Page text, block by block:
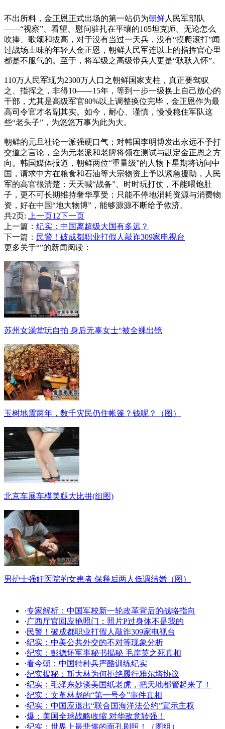
不出所料，金正恩正式出场的第一站仍为朝鲜人民军部队
——“视察”、看望、慰问驻扎在平壤的105坦克师。无论怎么
吹捧、歌颂和拔高，对于没有当过一天兵，没有“摸爬滚打”闻
过战场土味的年轻人金正恩，朝鲜人民军连以上的指挥官心里
都是不服气的。至于，将军级之高级带兵人更是“耿耿入怀”。
110万人民军现为2300万人口之朝鲜国家支柱，真正要驾驭
之、指挥之，非得10——15年，等到一步一级换上自己放心的
干部，尤其是高级军官80%以上调整换位完毕，金正恩作为最
高司令官才名副其实。如今，耐心、谨慎，慢慢稳住军队这
些“老头子”，为悠悠万事为此为大。
朝鲜的元旦社论一派强硬口气；对韩国李明博发出永远不予打
交道之言论，全为元老派和老牌将领在测试与勘定金正恩之方
向。韩国媒体报道，朝鲜两位“重量级”的人物下星期将访问中
国，请求中方在粮食和石油等大宗物资上予以紧急援助，人民
军的高官很清楚：天天喊“战备”、时时玩打仗，不能喂饱肚
子，更不可长期维持奢华享受；只能不停地消耗资源与消费物
资，好在中国“地大物博”，能够源源不断给予救济。
共2页:
上一页1 2下一页
上一篇： 纪实：中国离超级大国有多远？
下一篇： 民警！破成都职业打假人敲诈309家电视台
更多关于“”的新闻阅读：
苏州女澡堂玩自拍 身后无辜女士“被全裸出镜
玉树地震两年，数千灾民仍住帐篷？钱呢？（图）
北京车展车模美腿大比拼(组图)
男护士强奸医院的女患者 保释后两人低调结婚（图）
·专家解析：中国军校新一轮改革背后的战略指向
·广西厅官回应艳照门：照片P过身体不是我的
·民警！破成都职业打假人敲诈309家电视台
·纪实：中美公共外交的不对等现象分析
·纪实：彭德怀军事秘书揭秘 毛岸英之死真相
·看今朝：中国特种兵严酷训练纪实
·纪实揭秘：斯大林为何拒绝履行雅尔塔协议
·纪实：毛泽东妙谈美国纸老虎，把天地都管起来了！
·纪实：文革林彪的“第一号令”事件真相
·纪实：中国应退出“联合国海洋法公约”宣示主权
·爆：美国全球战略收缩 对华敌意转强！
·纪实：世界上最悲惨的面孔剧照！（图组）